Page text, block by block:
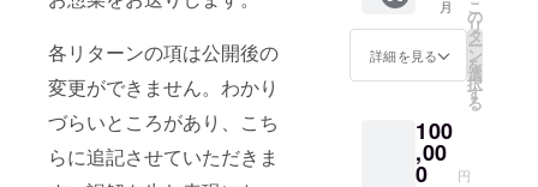
各リターンの項は公開後の
変更ができません。わかり
づらいところがあり、こち
らに追記させていただきま
付され
たラベ
ルや注
さい。
場合 ・
名称：
マフィ
ン ・内
容量：6
料及び
添加物
等の食
おうか
がいし
ます）
有効期
限：
9月から
2026年
8月末ま
月
詳細を見る
こ
の
リ
タ
ー
ン
を
選
択
す
る
100
,00
0 円